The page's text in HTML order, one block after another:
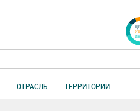
ОТРАСЛЬ ТЕРРИТОРИИ